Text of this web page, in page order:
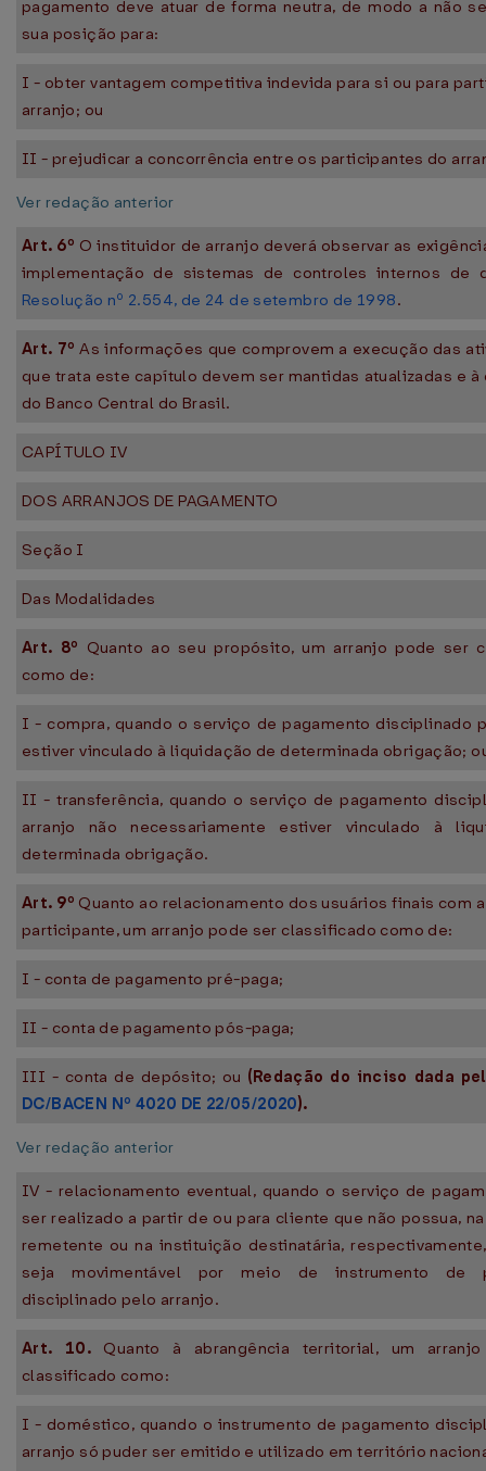
pagamento deve atuar de forma neutra, de modo a não
sua posição para:
I - obter vantagem competitiva indevida para si ou para
arranjo; ou
II - prejudicar a concorrência entre os participantes do
Ver redação anterior
Art. 6º O instituidor de arranjo deverá observar as
implementação de sistemas de controles internos de
Resolução nº 2.554, de 24 de setembro de 1998.
Art. 7ºAs informações que comprovem a execução das
que trata este capítulo devem ser mantidas atualizadas e
do Banco Central do Brasil.
CAPÍTULO IV
DOS ARRANJOS DE PAGAMENTO
Seção I
Das Modalidades
Art. 8º Quanto ao seu propósito, um arranjo pode ser
como de:
I - compra, quando o serviço de pagamento disciplinado
estiver vinculado à liquidação de determinada obrigação;
II - transferência, quando o serviço de pagamento
arranjo não necessariamente estiver vinculado à
determinada obrigação.
Art. 9º Quanto ao relacionamento dos usuários finais com
participante, um arranjo pode ser classificado como de:
I - conta de pagamento pré-paga;
II - conta de pagamento pós-paga;
III - conta de depósito; ou (Redação do inciso dada
DC/BACEN Nº 4020 DE 22/05/2020).
Ver redação anterior
IV - relacionamento eventual, quando o serviço de
ser realizado a partir de ou para cliente que não possua,
remetente ou na instituição destinatária,
seja movimentável por meio de instrumento de
disciplinado pelo arranjo.
Art. 10. Quanto à abrangência territorial, um
classificado como:
I - doméstico, quando o instrumento de pagamento
arranjo só puder ser emitido e utilizado em território